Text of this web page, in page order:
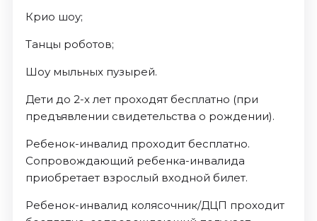
Крио шоу;
Танцы роботов;
Шоу мыльных пузырей.
Дети до 2-х лет проходят бесплатно (при
предъявлении свидетельства о рождении).
Ребенок-инвалид проходит бесплатно.
Сопровождающий ребенка-инвалида
приобретает взрослый входной билет.
Ребенок-инвалид колясочник/ДЦП проходит